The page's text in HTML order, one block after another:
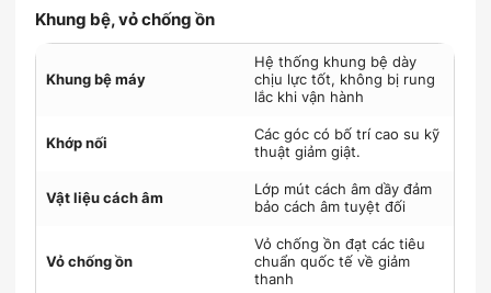
Khung bệ, vỏ chống ồn
Khung bệ máy
Hệ thống khung bệ dày
chịu lực tốt, không bị rung
lắc khi vận hành
Khớp nối
Các góc có bố trí cao su kỹ
thuật giảm giật.
Vật liệu cách âm
Lớp mút cách âm dầy đảm
bảo cách âm tuyệt đối
Vỏ chống ồn
Vỏ chống ồn đạt các tiêu
chuẩn quốc tế về giảm
thanh